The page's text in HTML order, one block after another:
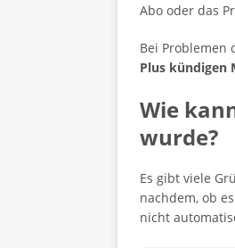
Abo oder das
Bei Problemen
Plus kündigen
Wie
wurde?
Es gibt viele
nachdem, ob
nicht